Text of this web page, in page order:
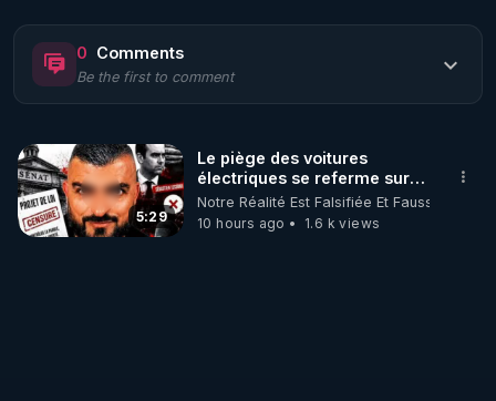
https://www.rgnr.fr/presentation.html
🌱 LE MAGAZINE RÉGÉNÈRE
🌱 LA BOUTIQUE DU MAGAZINE
Pour obtenir les anciens numéros que vous avez
0 Comments
Be the first to comment
5:29
Le piège des voitures
électriques se referme sur
les usagers !
Notre Réalité Est Falsifiée Et Fausse
10 hours ago
1.6 k views